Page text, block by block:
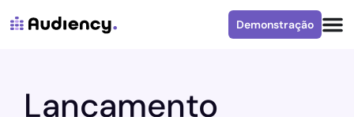
Demonstração
Lançamento